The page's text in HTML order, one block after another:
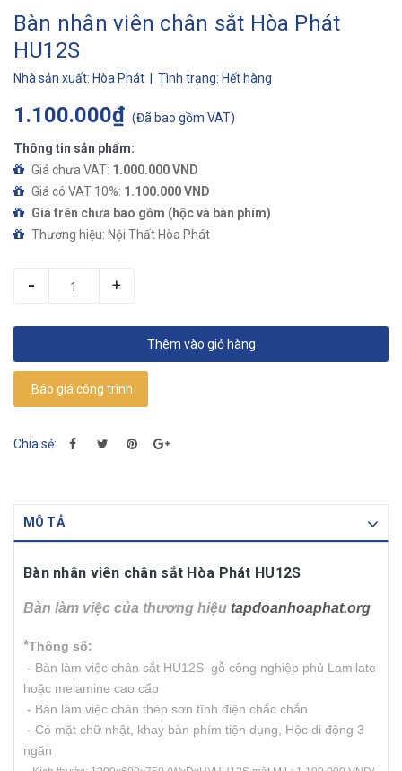
Bàn nhân viên chân sắt Hòa Phát
HU12S
Nhà sản xuất: Hòa Phát | Tình trạng: Hết hàng
1.100.000₫ (Đã bao gồm VAT)
Thông tin sản phẩm:
Giá chưa VAT: 1.000.000 VND
Giá có VAT 10%: 1.100.000 VND
Giá trên chưa bao gồm (hộc và bàn phím)
Thương hiệu: Nội Thất Hòa Phát
- +
Thêm vào giỏ hàng
Báo giá công trình
Chia sẻ:
MÔ TẢ
Bàn nhân viên chân sắt Hòa Phát HU12S
Bàn làm việc của thương hiệu tapdoanhoaphat.org
*Thông số:
- Bàn làm việc chân sắt HU12S gỗ công nghiệp phủ Lamilate
hoặc melamine cao cấp
- Bàn làm việc chân thép sơn tĩnh điện chắc chắn
- Có mặt chữ nhật, khay bàn phím tiện dụng, Hộc di động 3
ngăn